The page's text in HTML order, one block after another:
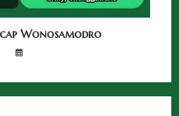
Wonosamodro